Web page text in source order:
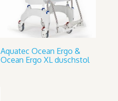
Aquatec Ocean Ergo &
Ocean Ergo XL duschstol